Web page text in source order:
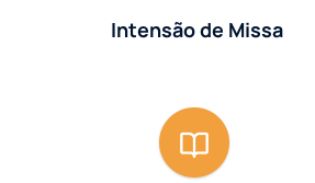
Intensão de Missa